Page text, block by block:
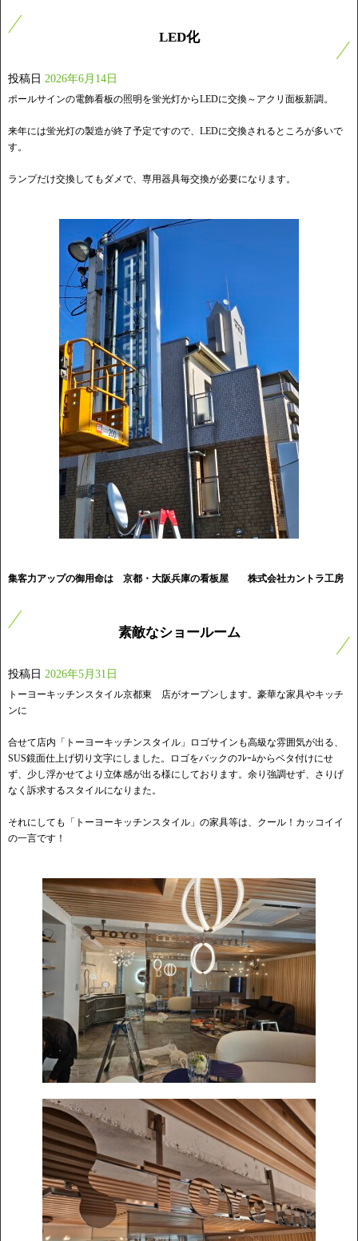
LED化
投稿日 2026年6月14日
ポールサインの電飾看板の照明を蛍光灯からLEDに交換～アクリ面板新調。
来年には蛍光灯の製造が終了予定ですので、LEDに交換されるところが多いで
す。
ランプだけ交換してもダメで、専用器具毎交換が必要になります。
集客力アップの御用命は 京都・大阪兵庫の看板屋 株式会社カントラ工房
素敵なショールーム
投稿日 2026年5月31日
トーヨーキッチンスタイル京都東 店がオープンします。豪華な家具やキッチ
ンに
合せて店内「トーヨーキッチンスタイル」ロゴサインも高級な雰囲気が出る、
SUS鏡面仕上げ切り文字にしました。ロゴをバックのﾌﾚｰﾑからベタ付けにせ
ず、少し浮かせてより立体感が出る様にしております。余り強調せず、さりげ
なく訴求するスタイルになりまた。
それにしても「トーヨーキッチンスタイル」の家具等は、クール！カッコイイ
の一言です！